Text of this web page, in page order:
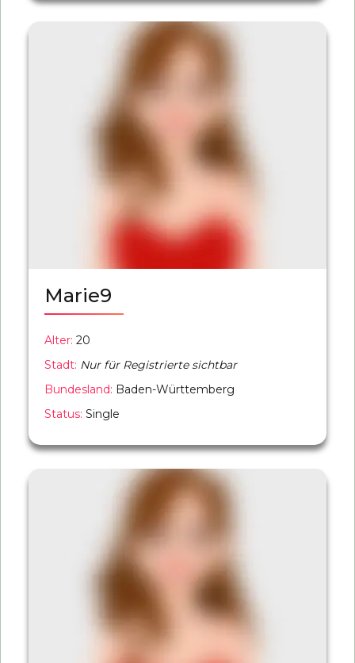
Marie9
Alter: 20
Stadt: Nur für Registrierte sichtbar
Bundesland: Baden-Württemberg
Status: Single